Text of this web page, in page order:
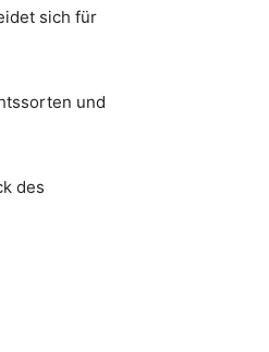
sich für
und
des